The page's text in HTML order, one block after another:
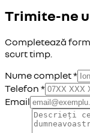
Trimite-ne
Completează
scurt timp.
Nume complet *
Telefon *
Email